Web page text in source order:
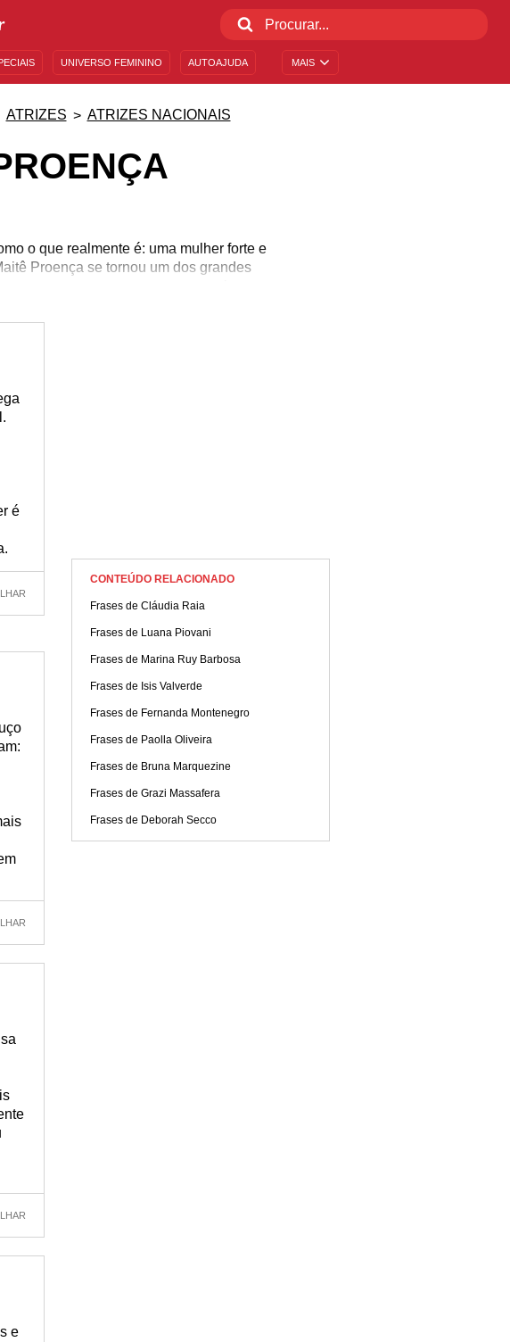
MAIS
UNIVERSO FEMININO AUTOAJUDA
ATRIZES ATRIZES NACIONAIS
o que realmente é: uma mulher forte e
Proença se tornou um dos grandes
marcaram para sempre sua carreira na
Conheça seus pensamentos
mulher forte e empoderada!
é
e
CONTEÚDO RELACIONADO
Frases de Cláudia Raia
Frases de Luana Piovani
Frases de Marina Ruy Barbosa
Frases de Isis Valverde
Frases de Fernanda Montenegro
Frases de Paolla Oliveira
Frases de Bruna Marquezine
Frases de Grazi Massafera
Frases de Deborah Secco